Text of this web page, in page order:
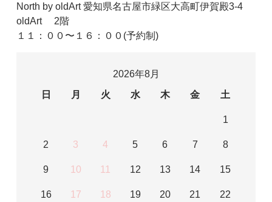
North by oldArt 愛知県名古屋市緑区大高町伊賀殿3-4
oldArt 2階
１１：００〜１６：００(予約制)
2026年8月
日
月 火 水 木 金 土
1
2 3 4 5 6 7 8
9 10 11 12 13 14 15
16 17 18 19 20 21 22